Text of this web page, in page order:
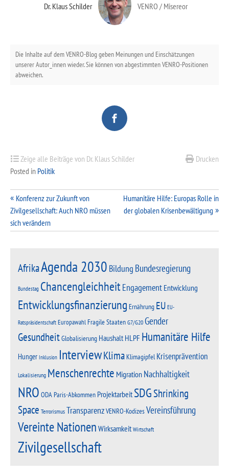
Dr. Klaus Schilder VENRO / Misereor
Die Inhalte auf dem VENRO-Blog geben Meinungen und Einschätzungen
unserer Autor_innen wieder. Sie können von abgestimmten VENRO-Positionen
abweichen.
Drucken
Zeige alle Beiträge von Dr. Klaus Schilder
Posted in Politik
Beitragsnavigation
Konferenz zur Zukunft von
Zivilgesellschaft: Auch NRO müssen
sich verändern
Humanitäre Hilfe: Europas Rolle in
der globalen Krisenbewältigung
AfrikaAgenda 2030 Bildung Bundesregierung
Bundestag ChancengleichheitEngagement Entwicklung
Entwicklungsfinanzierung Ernährung EU EU-
Ratspräsidentschaft EuropawahlFragile StaatenG7/G20Gender
GesundheitGlobalisierung HaushaltHLPF Humanitäre Hilfe
Hunger Inklusion InterviewKlimaKlimagipfel Krisenprävention
Lokalisierung Menschenrechte Migration Nachhaltigkeit
NRO ODAParis-Abkommen ProjektarbeitSDGShrinking
Space TerrorismusTransparenzVENRO-KodizesVereinsführung
Vereinte Nationen Wirksamkeit Wirtschaft
Zivilgesellschaft